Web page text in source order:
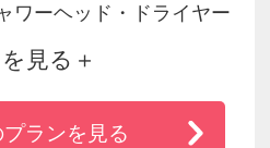
ワーヘッド・ドライヤー
場には、ReFaのシャワー
U」、ドライヤー
見る
ランを見る